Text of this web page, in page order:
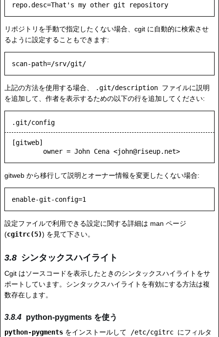
リポジトリを手動で指定したくない場合、cgit に自動的に検索させ
るように設定することもできます:
上記の方法を使用する場合、 .git/description ファイルに説明
を追加して、作者を表示するための以下の行を追加してください:
.git/config
[gitweb]
        owner = John Cena <john@riseup.net>
gitweb から移行して説明とオーナー情報を変更したくない場合:
設定ファイルで利用できる設定に関する詳細は man ページ
(cgitrc(5)) を見て下さい。
シンタックスハイライト
Cgit はソースコードを表示したときのシンタックスハイライトをサ
ポートしています。シンタックスハイライトを有効にする方法は複
数存在します。
python-pygments を使う
python-pygments をインストールして /etc/cgitrc にフィルタ